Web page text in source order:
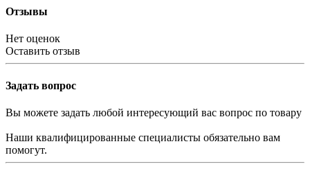
Отзывы
Нет оценок
Оставить отзыв
Задать вопрос
Вы можете задать любой интересующий вас вопрос по товару
Наши квалифицированные специалисты обязательно вам
помогут.